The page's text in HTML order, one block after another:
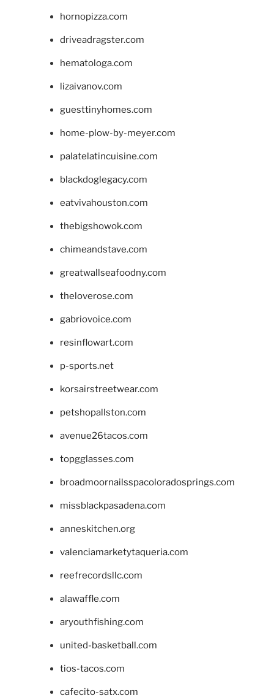
hornopizza.com
driveadragster.com
hematologa.com
lizaivanov.com
guesttinyhomes.com
home-plow-by-meyer.com
palatelatincuisine.com
blackdoglegacy.com
eatvivahouston.com
thebigshowok.com
chimeandstave.com
greatwallseafoodny.com
theloverose.com
gabriovoice.com
resinflowart.com
p-sports.net
korsairstreetwear.com
petshopallston.com
avenue26tacos.com
topgglasses.com
broadmoornailsspacoloradosprings.com
missblackpasadena.com
anneskitchen.org
valenciamarketytaqueria.com
reefrecordsllc.com
alawaffle.com
aryouthfishing.com
united-basketball.com
tios-tacos.com
cafecito-satx.com